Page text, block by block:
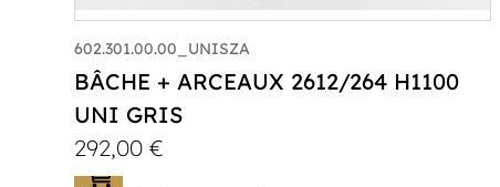
602.301.00.00_UNISZA
BÂCHE + ARCEAUX 2612/264 H1100
UNI GRIS
292,00€